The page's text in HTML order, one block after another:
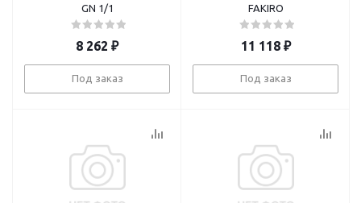
GN 1/1
8 262 ₽
Под заказ
FAKIRO
11 118₽
Под заказ